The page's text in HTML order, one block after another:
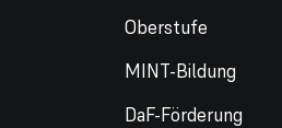
Oberstufe
MINT-Bildung
DaF-Förderung